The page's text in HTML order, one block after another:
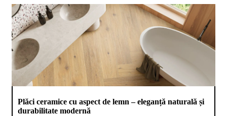
Plăci ceramice cu aspect de lemn – eleganță naturală și
durabilitate modernă